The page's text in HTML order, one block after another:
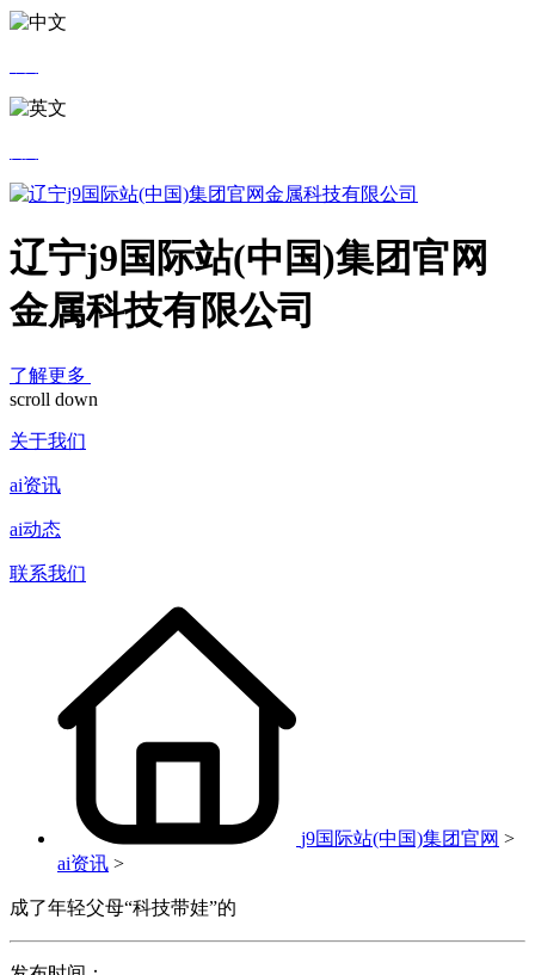
辽宁j9国际站(中国)集团官网
金属科技有限公司
了解更多
scroll down
关于我们
ai资讯
ai动态
联系我们
j9国际站(中国)集团官网 >
ai资讯 >
成了年轻父母“科技带娃”的